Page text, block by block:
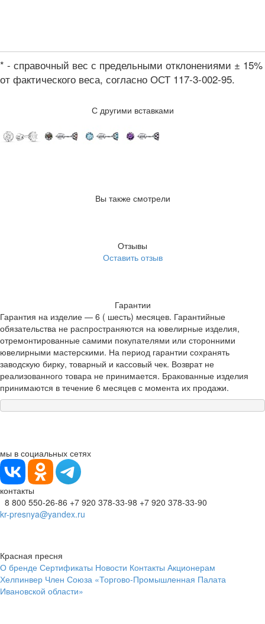
* - справочный вес с предельными отклонениями ± 15%
от фактического веса, согласно ОСТ 117-3-002-95.
С другими вставками
Вы также смотрели
Отзывы
Оставить отзыв
Гарантии
Гарантия на изделие — 6 ( шесть) месяцев. Гарантийные
обязательства не распространяются на ювелирные изделия,
отремонтированные самими покупателями или сторонними
ювелирными мастерскими. На период гарантии сохранять
заводскую бирку, товарный и кассовый чек. Возврат не
реализованного товара не принимается. Бракованные изделия
принимаются в течение 6 месяцев с момента их продажи.
мы в социальных сетях
контакты
8 800 550-26-86 +7 920 378-33-98 +7 920 378-33-90
kr-presnya@yandex.ru
Красная пресня
О бренде Сертификаты Новости Контакты Акционерам
Хелпинвер Член Союза «Торгово-Промышленная Палата
Ивановской области»